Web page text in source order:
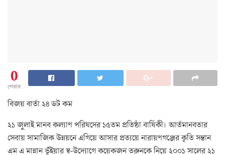
0
শেয়ার
বিজয় বার্তা ২৪ ডট কম
২১ জুলাই মানব কল্যাণ পরিষদের ১৫তম প্রতিষ্ঠা বার্ষিকী। আর্তমানবতার
সেবায় সামাজিক উন্নয়নে এগিয়ে আসার প্রত্যয়ে নারায়ণগঞ্জের কৃতি সন্তান
এম এ মান্নান ভূঁইয়ার স্ব-উদ্যোগে কয়েকজন তরুনকে নিয়ে ২০০১ সালের ২১